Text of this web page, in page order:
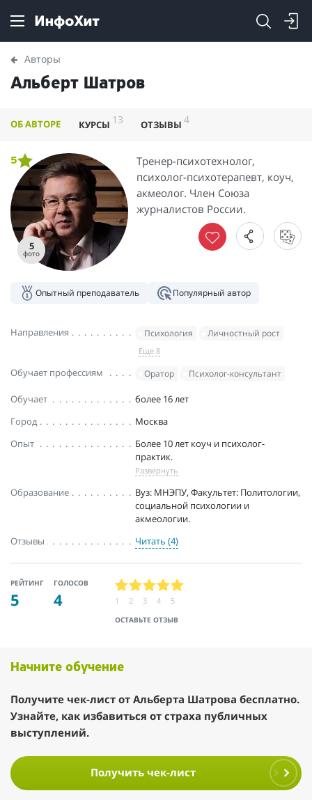
Авторы
Альберт Шатров
ОБ АВТОРЕ КУРСЫ 13 ОТЗЫВЫ4
5
фото
5
Тренер-психотехнолог,
психолог-психотерапевт, коуч,
акмеолог. Член Союза
журналистов России.
Опытный преподаватель Популярный автор
Направления Психология
Личностный рост
Еще 8
Обучает профессиям Оратор Психолог-консультант
Обучает
более 16 лет
Город
Москва
Опыт
Более 10 лет коуч и психолог-
практик.
Развернуть
Образование
Вуз: МНЭПУ, Факультет: Политологии,
социальной психологии и
акмеологии.
Отзывы
Читать (4)
РЕЙТИНГ
5
ГОЛОСОВ
4
ОСТАВЬТЕ ОТЗЫВ
1 2 3 4 5
Начните обучение
Получите чек-лист от Альберта Шатрова бесплатно.
Узнайте, как избавиться от страха публичных
выступлений.
Получить чек-лист